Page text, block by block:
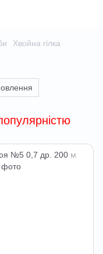
Хвойна гілка